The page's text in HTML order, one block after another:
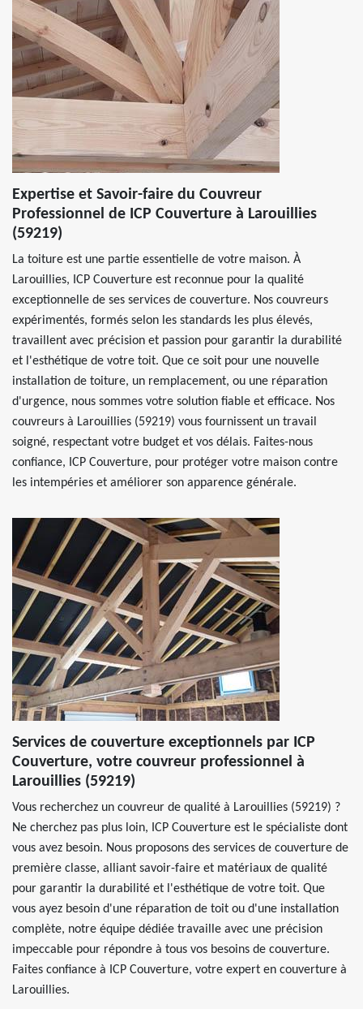
Expertise et Savoir-faire du Couvreur
Professionnel de ICP Couverture à Larouillies
(59219)
La toiture est une partie essentielle de votre maison. À
Larouillies, ICP Couverture est reconnue pour la qualité
exceptionnelle de ses services de couverture. Nos couvreurs
expérimentés, formés selon les standards les plus élevés,
travaillent avec précision et passion pour garantir la durabilité
et l'esthétique de votre toit. Que ce soit pour une nouvelle
installation de toiture, un remplacement, ou une réparation
d'urgence, nous sommes votre solution fiable et efficace. Nos
couvreurs à Larouillies (59219) vous fournissent un travail
soigné, respectant votre budget et vos délais. Faites-nous
confiance, ICP Couverture, pour protéger votre maison contre
les intempéries et améliorer son apparence générale.
Services de couverture exceptionnels par ICP
Couverture, votre couvreur professionnel à
Larouillies (59219)
Vous recherchez un couvreur de qualité à Larouillies (59219) ?
Ne cherchez pas plus loin, ICP Couverture est le spécialiste dont
vous avez besoin. Nous proposons des services de couverture de
première classe, alliant savoir-faire et matériaux de qualité
pour garantir la durabilité et l'esthétique de votre toit. Que
vous ayez besoin d'une réparation de toit ou d'une installation
complète, notre équipe dédiée travaille avec une précision
impeccable pour répondre à tous vos besoins de couverture.
Faites confiance à ICP Couverture, votre expert en couverture à
Larouillies.